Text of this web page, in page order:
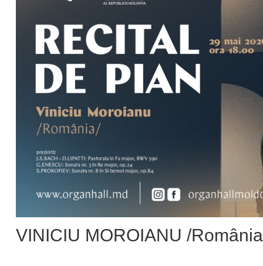
VINICIU MOROIANU /